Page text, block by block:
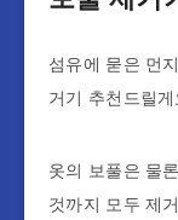
섬유에 묻은 먼
거기 추천드릴게
옷의 보풀은 물
것까지 모두 제